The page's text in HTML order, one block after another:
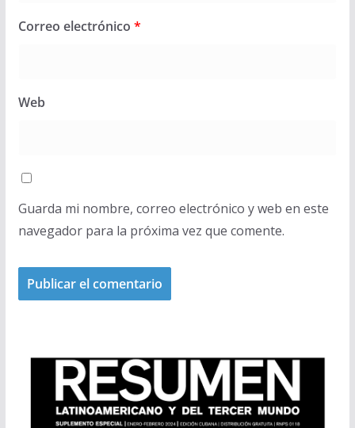
Correo electrónico *
Web
Guarda mi nombre, correo electrónico y web en este
navegador para la próxima vez que comente.